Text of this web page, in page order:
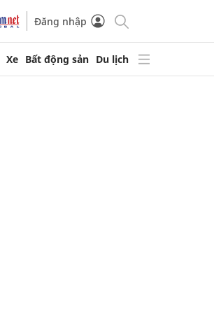
Đăng nhập
Xe Bất động sản Du lịch